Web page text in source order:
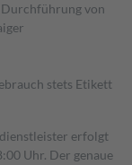
von
stets Etikett
erfolgt
Uhr. Der genaue